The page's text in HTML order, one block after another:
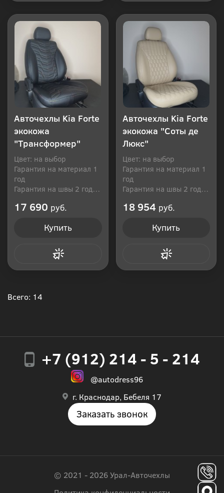
Авточехлы Kia Forte
экокожа
"Трансформер"
Цвет: на выбор
Гарантия на материал 1
год
Гарантия на швы 2 года
17 690 руб.
Купить
Авточехлы Kia Forte
экокожа "Соты де
Люкс"
Цвет: на выбор
Гарантия на материал 1
год
Гарантия на швы 2 года
18 954 руб.
Купить
Всего: 14
+7 (912) 214 - 5 - 214
@autodress96
г. Краснодар, Бебеля 17
Заказать звонок
© 2021 - 2026 Урал-Авточехлы